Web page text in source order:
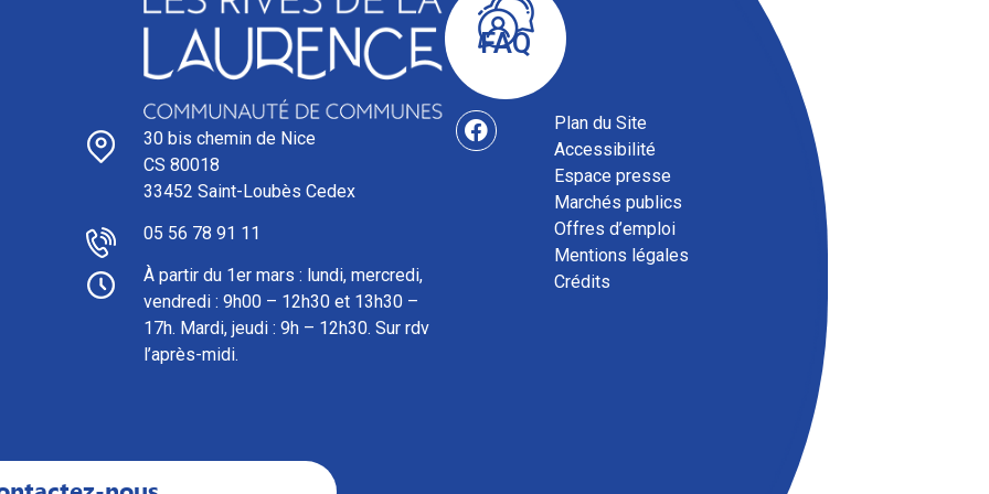
30 bis chemin de Nice
CS 80018
33452 Saint-Loubès Cedex
05 56 78 91 11
À partir du 1er mars : l undi, mercredi,
vendredi : 9h00 – 12h30 et 13h30 –
17h. Mardi, jeudi : 9h – 12h30. Sur rdv
l’après-midi.
FAQ
Plan du Site
Accessibilité
Espace presse
Marchés publics
Offres d’emploi
Mentions légales
Crédits